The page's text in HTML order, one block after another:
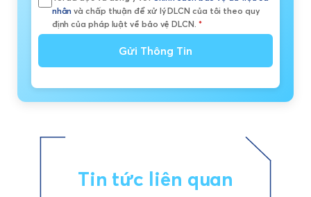
nhân và chấp thuận để xử lý DLCN của tôi theo quy
định của pháp luật về bảo vệ DLCN. *
Gửi Thông Tin
Tin tức liên quan